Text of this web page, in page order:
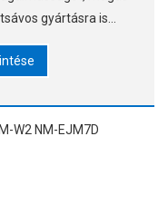
gyártásra is
felszerelve